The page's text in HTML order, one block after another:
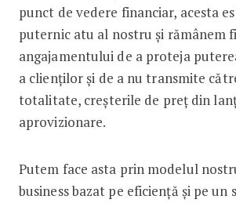
punct de vedere financiar, acesta
puternic atu al nostru și rămânem
angajamentului de a proteja
a clienților și de a nu transmite
totalitate, creșterile de preț din
aprovizionare.
Putem face asta prin modelul
business bazat pe eficiență și pe